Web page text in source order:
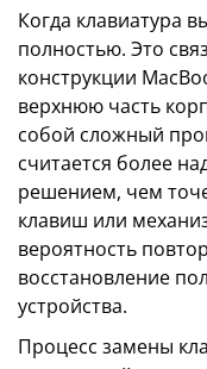
Когда клавиатура
полностью. Это
конструкции
верхнюю часть
собой сложный
считается более
решением, чем
клавиш или
вероятность
восстановление
устройства.
Процесс замены